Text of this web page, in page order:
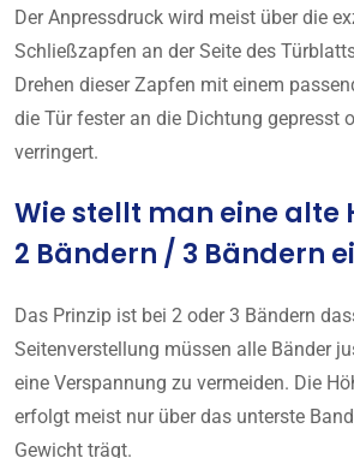
Der Anpressdruck wird meist über die
Schließzapfen an der Seite des
Drehen dieser Zapfen mit einem
die Tür fester an die Dichtung gepresst
verringert.
Wie stellt man eine alte
2 Bändern / 3 Bändern
Das Prinzip ist bei 2 oder 3 Bändern
Seitenverstellung müssen alle Bänder
eine Verspannung zu vermeiden. Die
erfolgt meist nur über das unterste
Gewicht trägt.